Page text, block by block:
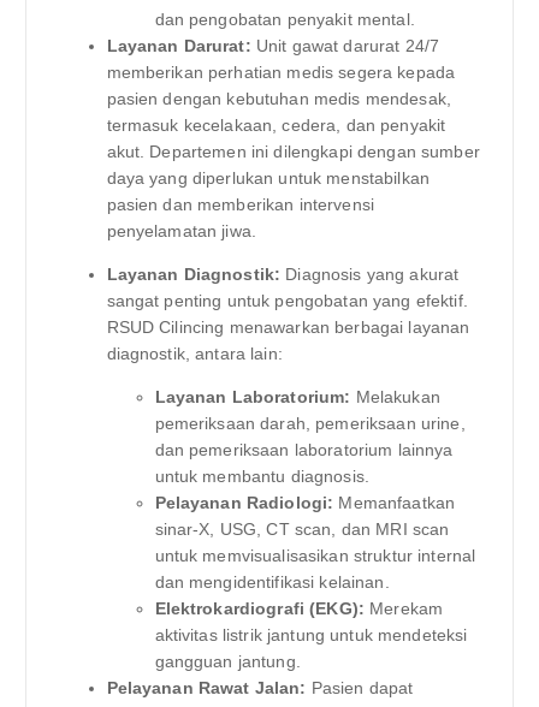
dan pengobatan penyakit mental.
Layanan Darurat: Unit gawat darurat 24/7
memberikan perhatian medis segera kepada
pasien dengan kebutuhan medis mendesak,
termasuk kecelakaan, cedera, dan penyakit
akut. Departemen ini dilengkapi dengan sumber
daya yang diperlukan untuk menstabilkan
pasien dan memberikan intervensi
penyelamatan jiwa.
Layanan Diagnostik: Diagnosis yang akurat
sangat penting untuk pengobatan yang efektif.
RSUD Cilincing menawarkan berbagai layanan
diagnostik, antara lain:
Layanan Laboratorium: Melakukan
pemeriksaan darah, pemeriksaan urine,
dan pemeriksaan laboratorium lainnya
untuk membantu diagnosis.
Pelayanan Radiologi: Memanfaatkan
sinar-X, USG, CT scan, dan MRI scan
untuk memvisualisasikan struktur internal
dan mengidentifikasi kelainan.
Elektrokardiografi (EKG): Merekam
aktivitas listrik jantung untuk mendeteksi
gangguan jantung.
Pelayanan Rawat Jalan: Pasien dapat